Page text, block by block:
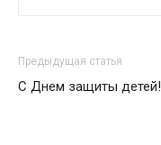
Предыдущая статья
С Днем защиты детей!